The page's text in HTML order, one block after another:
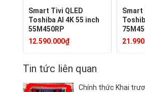
Smart Tivi QLED
Toshiba AI 4K 55 inch
55M450RP
12.590.000₫
Smart
Tin tức liên quan
Chính thức Khai